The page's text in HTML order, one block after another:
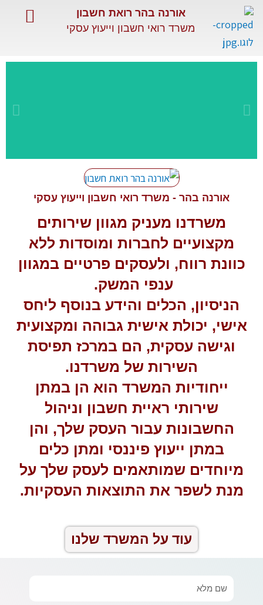
דילוג
לתוכן
אורנה בהר רואת חשבון
משרד רואי חשבון וייעוץ עסקי
שירות
מקצועי
ומתקדם
אורנה בהר - משרד רואי חשבון וייעוץ עסקי
משרדנו מעניק מגוון שירותים
מקצועיים לחברות ומוסדות ללא
כוונת רווח, ולעסקים פרטיים במגוון
ענפי המשק.
הניסיון, הכלים והידע בנוסף ליחס
אישי, יכולת אישית גבוהה ומקצועית
וגישה עסקית, הם במרכז תפיסת
השירות של משרדנו.
ייחודיות המשרד הוא הן במתן
שירותי ראיית חשבון וניהול
החשבונות עבור העסק שלך, והן
במתן ייעוץ פיננסי ומתן כלים
מיוחדים שמותאמים לעסק שלך על
מנת לשפר את התוצאות העסקיות.
עוד על המשרד שלנו
שם